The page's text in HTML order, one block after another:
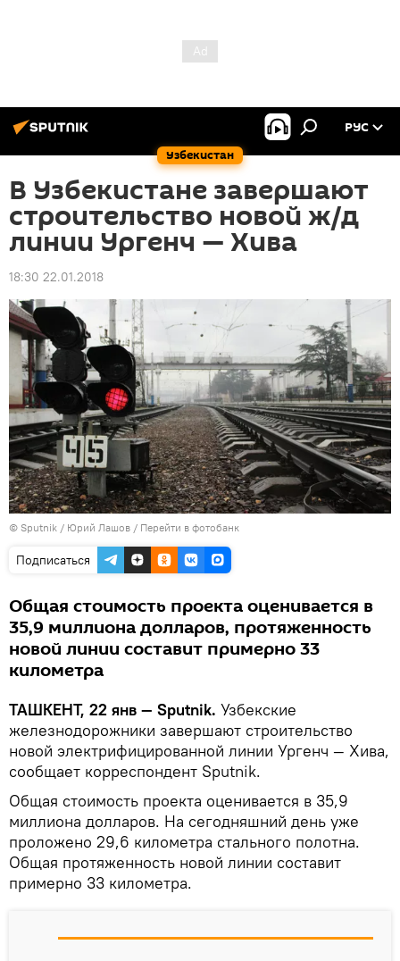
Узбекистан
РУС
В Узбекистане завершают
строительство новой ж/д
линии Ургенч — Хива
18:30 22.01.2018
© Sputnik / Юрий Лашов / Перейти в фотобанк
Подписаться
Общая стоимость проекта оценивается в
35,9 миллиона долларов, протяженность
новой линии составит примерно 33
километра
ТАШКЕНТ, 22 янв — Sputnik. Узбекские
железнодорожники завершают строительство
новой электрифицированной линии Ургенч — Хива,
сообщает корреспондент Sputnik.
Общая стоимость проекта оценивается в 35,9
миллиона долларов. На сегодняшний день уже
проложено 29,6 километра стального полотна.
Общая протяженность новой линии составит
примерно 33 километра.